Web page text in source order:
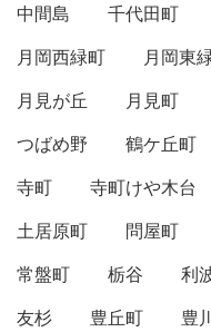
中間島
千代田町
月岡西緑町
月岡東
月見が丘
月見町
つばめ野
鶴ケ丘町
寺町
寺町けや木台
土居原町
問屋町
常盤町
栃谷 利
友杉
豊丘町 豊